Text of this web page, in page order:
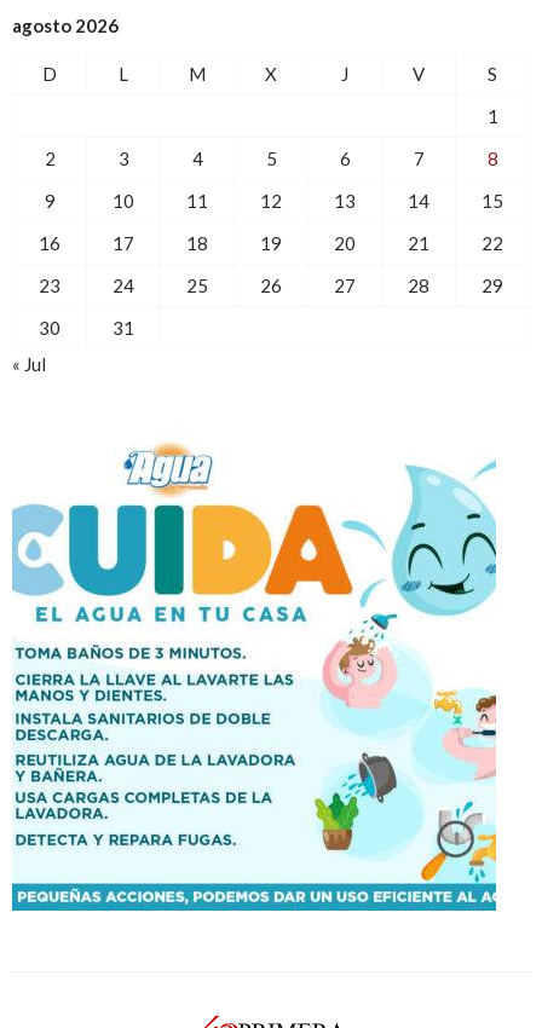
agosto 2026
D L M X J V
S
1
2
3 4 5 6 7
8
9
10 11 12 13 14
15
16
17 18 19 20 21
22
23
24 25 26 27 28
29
30
31
« Jul